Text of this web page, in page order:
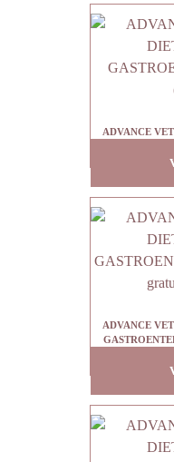
ADVANCE
ADVANCE